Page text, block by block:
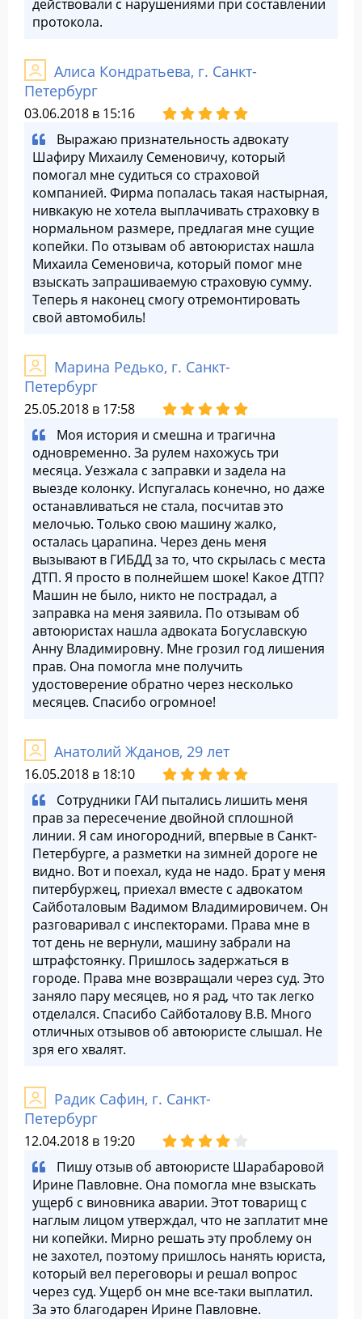
действовали с нарушениями при составлении
протокола.
Алиса Кондратьева, г. Санкт-
Петербург
03.06.2018 в 15:16
Выражаю признательность адвокату
Шафиру Михаилу Семеновичу, который
помогал мне судиться со страховой
компанией. Фирма попалась такая настырная,
нивкакую не хотела выплачивать страховку в
нормальном размере, предлагая мне сущие
копейки. По отзывам об автоюристах нашла
Михаила Семеновича, который помог мне
взыскать запрашиваемую страховую сумму.
Теперь я наконец смогу отремонтировать
свой автомобиль!
Марина Редько, г. Санкт-
Петербург
25.05.2018 в 17:58
Моя история и смешна и трагична
одновременно. За рулем нахожусь три
месяца. Уезжала с заправки и задела на
выезде колонку. Испугалась конечно, но даже
останавливаться не стала, посчитав это
мелочью. Только свою машину жалко,
осталась царапина. Через день меня
вызывают в ГИБДД за то, что скрылась с места
ДТП. Я просто в полнейшем шоке! Какое ДТП?
Машин не было, никто не пострадал, а
заправка на меня заявила. По отзывам об
автоюристах нашла адвоката Богуславскую
Анну Владимировну. Мне грозил год лишения
прав. Она помогла мне получить
удостоверение обратно через несколько
месяцев. Спасибо огромное!
Анатолий Жданов, 29 лет
16.05.2018 в 18:10
Сотрудники ГАИ пытались лишить меня
прав за пересечение двойной сплошной
линии. Я сам иногородний, впервые в Санкт-
Петербурге, а разметки на зимней дороге не
видно. Вот и поехал, куда не надо. Брат у меня
питербуржец, приехал вместе с адвокатом
Сайботаловым Вадимом Владимировичем. Он
разговаривал с инспекторами. Права мне в
тот день не вернули, машину забрали на
штрафстоянку. Пришлось задержаться в
городе. Права мне возвращали через суд. Это
заняло пару месяцев, но я рад, что так легко
отделался. Спасибо Сайботалову В.В. Много
отличных отзывов об автоюристе слышал. Не
зря его хвалят.
Радик Сафин, г. Санкт-
Петербург
12.04.2018 в 19:20
Пишу отзыв об автоюристе Шарабаровой
Ирине Павловне. Она помогла мне взыскать
ущерб с виновника аварии. Этот товарищ с
наглым лицом утверждал, что не заплатит мне
ни копейки. Мирно решать эту проблему он
не захотел, поэтому пришлось нанять юриста,
который вел переговоры и решал вопрос
через суд. Ущерб он мне все-таки выплатил.
За это благодарен Ирине Павловне.